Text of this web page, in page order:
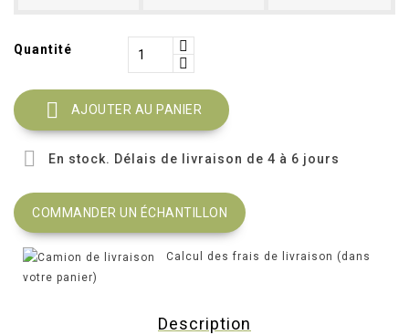
Quantité
 AJOUTER AU PANIER
 En stock. Délais de livraison de 4 à 6 jours
COMMANDER UN ÉCHANTILLON
Calcul des frais de livraison (dans
votre panier)
Description